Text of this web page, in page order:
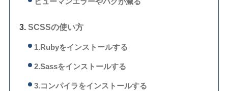
SCSSの使い方
1.Rubyをインストールする
2.Sassをインストールする
3.コンパイラをインストールする